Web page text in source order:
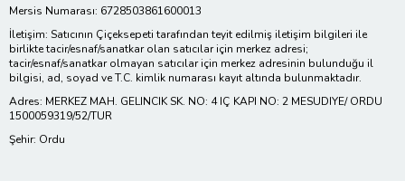
Mersis Numarası: 6728503861600013
İletişim: Satıcının Çiçeksepeti tarafından teyit edilmiş iletişim bilgileri ile
birlikte tacir/esnaf/sanatkar olan satıcılar için merkez adresi;
tacir/esnaf/sanatkar olmayan satıcılar için merkez adresinin bulunduğu il
bilgisi, ad, soyad ve T.C. kimlik numarası kayıt altında bulunmaktadır.
Adres: MERKEZ MAH. GELINCIK SK. NO: 4 IÇ KAPI NO: 2 MESUDIYE/ ORDU
1500059319/52/TUR
Şehir: Ordu